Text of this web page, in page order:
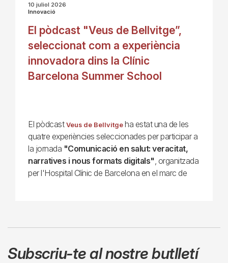
10 juliol 2026
Innovació
El pòdcast "Veus de Bellvitge”,
seleccionat com a experiència
innovadora dins la Clínic
Barcelona Summer School
El pòdcast Veus de Bellvitgeha estat una de les
quatre experiències seleccionades per participar a
la jornada "Comunicació en salut: veracitat,
narratives i nous formats digitals" , organitzada
per l'Hospital Clínic de Barcelona en el marc de
Subscriu-te al nostre butlletí